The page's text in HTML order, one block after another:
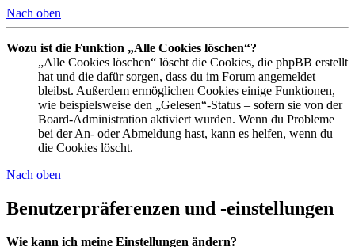
Nach oben
Wozu ist die Funktion „Alle Cookies löschen“?
„Alle Cookies löschen“ löscht die Cookies, die phpBB erstellt
hat und die dafür sorgen, dass du im Forum angemeldet
bleibst. Außerdem ermöglichen Cookies einige Funktionen,
wie beispielsweise den „Gelesen“-Status – sofern sie von der
Board-Administration aktiviert wurden. Wenn du Probleme
bei der An- oder Abmeldung hast, kann es helfen, wenn du
die Cookies löscht.
Nach oben
Benutzerpräferenzen und -einstellungen
Wie kann ich meine Einstellungen ändern?